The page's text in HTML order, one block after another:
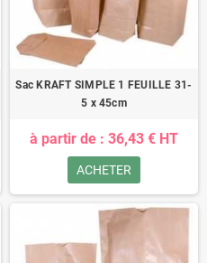
Sac KRAFT SIMPLE 1 FEUILLE 31-
5 x 45cm
à partir de : 36,43 € HT
ACHETER